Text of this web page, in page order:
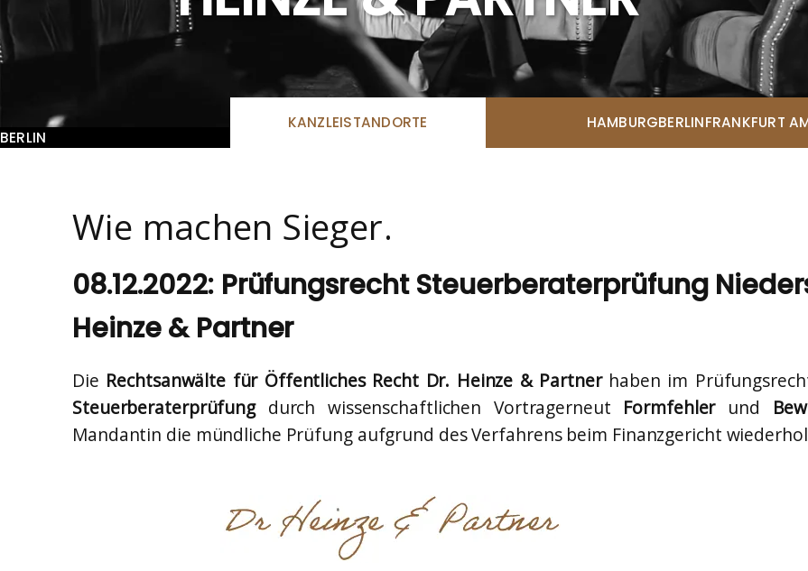
KANZLEISTANDORTE HAMBURGBERLINFRANKFURT
BERLIN
Wie machen Sieger.
08.12.2022: Prüfungsrecht Steuerberaterprüfung
Heinze & Partner
Die Rechtsanwälte für Öffentliches Recht Dr. Heinze & Partnerhaben im
Steuerberaterprüfung durch wissenschaftlichen Vortragerneut Formfehlerund
Mandantin die mündliche Prüfung aufgrund des Verfahrens beim Finanzgericht